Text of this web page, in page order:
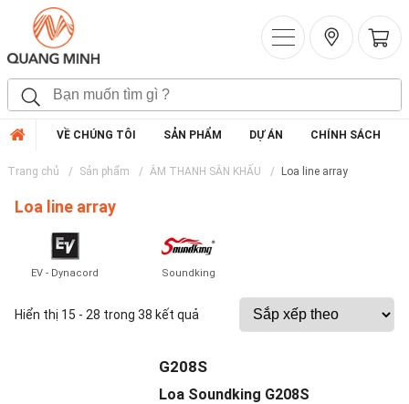
VỀ CHÚNG TÔI SẢN PHẨM DỰ ÁN CHÍNH SÁCH
Trang chủ Sản phẩm ÂM THANH SÂN KHẤU Loa line array
Loa line array
EV - Dynacord Soundking
Hiển thị 15 - 28 trong 38 kết quả
G208S
Loa Soundking G208S